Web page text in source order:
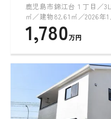
鹿児島市錦江台１丁目／
㎡／建物82.61㎡／2026年
1,780万円